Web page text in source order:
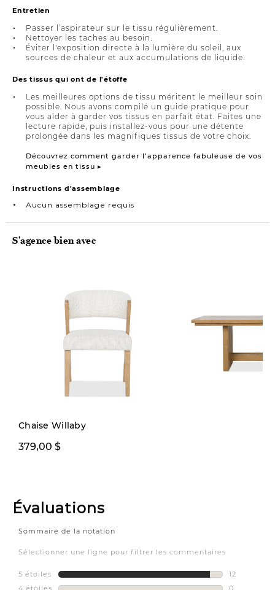
Entretien
Passer l’aspirateur sur le tissu régulièrement.
Nettoyer les taches au besoin.
Éviter l'exposition directe à la lumière du soleil, aux
sources de chaleur et aux accumulations de liquide.
Des tissus qui ont de l'étoffe
Les meilleures options de tissu méritent le meilleur soin
possible. Nous avons compilé un guide pratique pour
vous aider à garder vos tissus en parfait état. Faites une
lecture rapide, puis installez-vous pour une détente
prolongée dans les magnifiques tissus de votre choix.
Découvrez comment garder l’apparence fabuleuse de vos
meubles en tissu ▸
Instructions d'assemblage
Aucun assemblage requis
S'agence bien avec
Chaise Willaby
379,00 $